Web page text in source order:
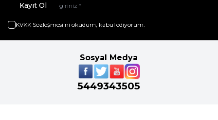
Kayıt Ol
KVKK Sözleşmesi'ni okudum, kabul ediyorum.
Sosyal Medya
5449343505